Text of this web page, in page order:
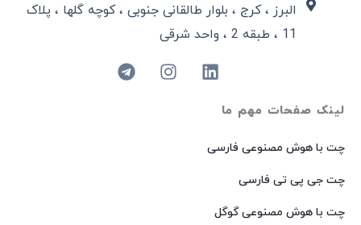
لینک صفحات مهم ما
چت با هوش مصنوعی فارسی
چت جی پی تی فارسی
چت با هوش مصنوعی گوگل
البرز ، کرج ، بلوار طالقانی جنوبی ، کوچه گلها ، پلاک
11 ، طبقه 2 ، واحد شرقی